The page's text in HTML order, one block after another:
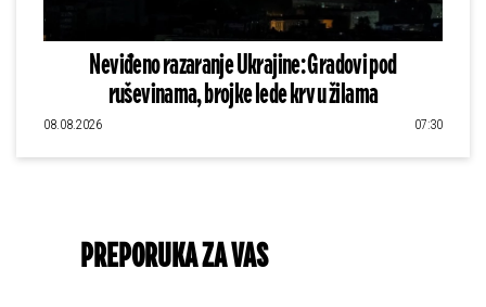
Neviđeno razaranje Ukrajine: Gradovi pod
ruševinama, brojke lede krv u žilama
08.08.2026 07:30
PREPORUKA ZA VAS